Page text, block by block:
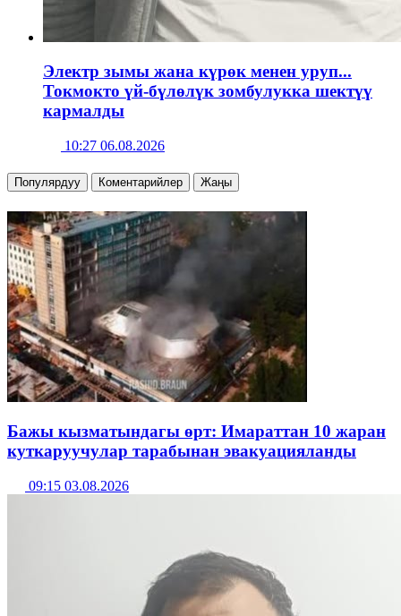
Электр зымы жана күрөк менен уруп...
Токмокто үй-бүлөлүк зомбулукка шектүү
кармалды
10:27 06.08.2026
Популярдуу Коментарийлер Жаңы
Бажы кызматындагы өрт: Имараттан 10 жаран
куткаруучулар тарабынан эвакуацияланды
09:15 03.08.2026